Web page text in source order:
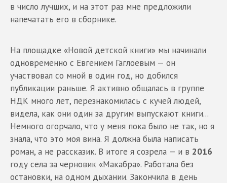
в число лучших, и на этот раз мне предложили
напечатать его в сборнике.
На площадке «Новой детской книги» мы начинали
одновременно с Евгением Гаглоевым — он
участвовал со мной в один год, но добился
публикации раньше. Я активно общалась в группе
НДК много лет, перезнакомилась с кучей людей,
видела, как они один за другим выпускают книги...
Немного огорчало, что у меня пока было не так, но я
знала, что это моя вина. Я должна была написать
роман, а не рассказик. В итоге я созрела — и в 2016
году села за черновик «Макабра». Работала без
остановки, на одном дыхании. Закончила в день